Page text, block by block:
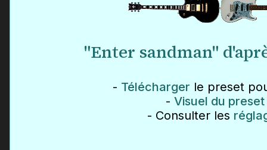
"Enter sandman"
- Télécharger le preset
- Visuel du preset
- Consulter les